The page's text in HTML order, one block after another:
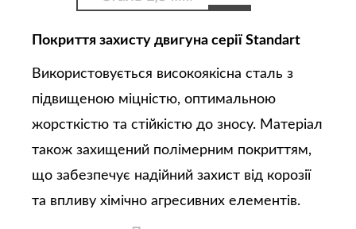
Покриття захисту двигуна серії Standart
Використовується високоякісна сталь з
підвищеною міцністю, оптимальною
жорсткістю та стійкістю до зносу. Матеріал
також захищений полімерним покриттям,
що забезпечує надійний захист від корозії
та впливу хімічно агресивних елементів.